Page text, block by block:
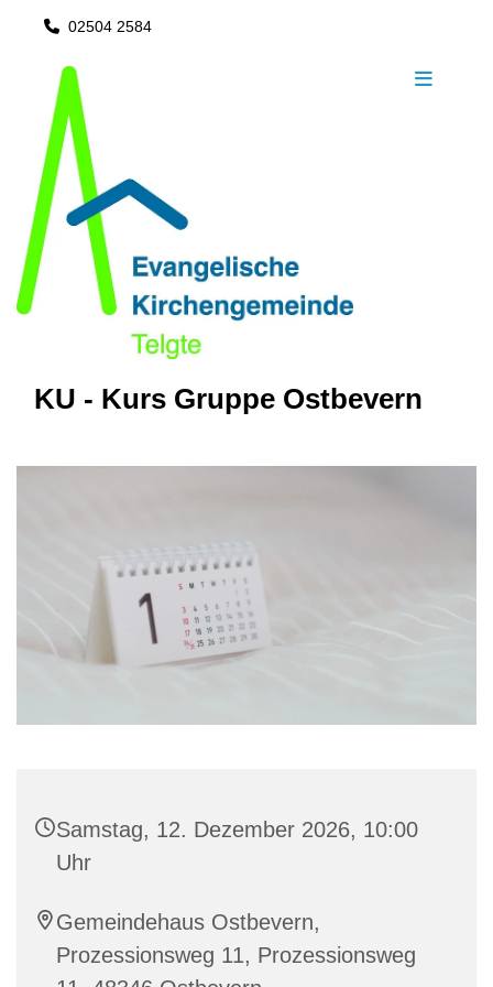
 02504 2584
KU - Kurs Gruppe Ostbevern
Samstag, 12. Dezember 2026, 10:00
Uhr
Gemeindehaus Ostbevern,
Prozessionsweg 11, Prozessionsweg